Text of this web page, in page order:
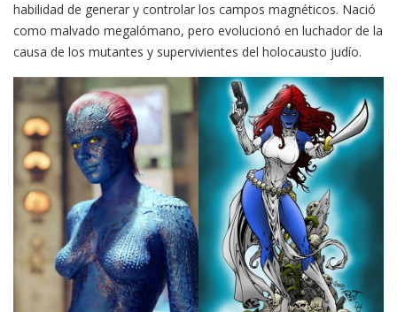
habilidad de generar y controlar los campos magnéticos. Nació
como malvado megalómano, pero evolucionó en luchador de la
causa de los mutantes y supervivientes del holocausto judío.